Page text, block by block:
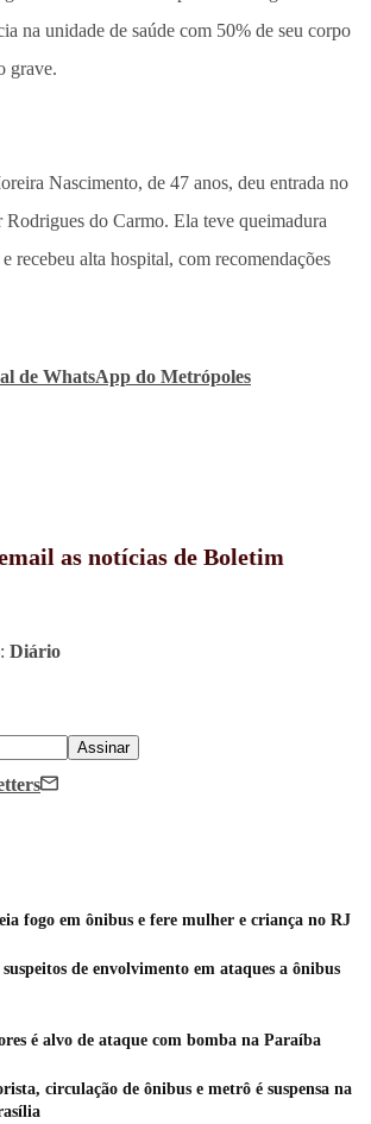
na unidade de saúde com 50% de seu corpo
grave.
Nascimento, de 47 anos, deu entrada no
do Carmo. Ela teve queimadura
recebeu alta hospital, com recomendações
de WhatsApp do Metrópoles
as notícias de Boletim
Diário
Assinar
fogo em ônibus e fere mulher e criança no RJ
de envolvimento em ataques a ônibus
é alvo de ataque com bomba na Paraíba
circulação de ônibus e metrô é suspensa na